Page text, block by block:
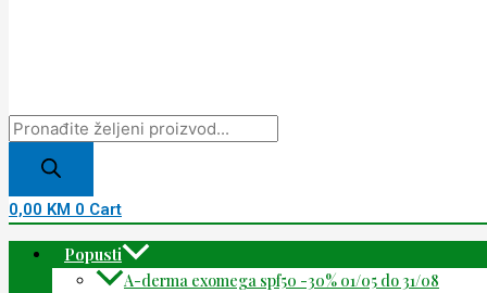
0,00 KM 0 Cart
Popusti
A-derma exomega spf50 -30% 01/05 do 31/08